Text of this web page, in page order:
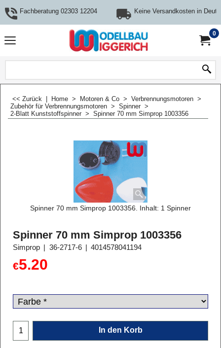
Fachberatung 02303 12204 Keine Versandkosten in
0
<< Zurück Home > Motoren & Co > Verbrennungsmotoren >
Zubehör für Verbrennungsmotoren > Spinner >
2-Blatt Kunststoffspinner > Spinner 70 mm Simprop 1003356
Spinner 70 mm Simprop 1003356. Inhalt: 1 Spinner
Spinner 70 mm Simprop 1003356
Simprop 36-2717-6 4014578041194
€5.20
In den Korb